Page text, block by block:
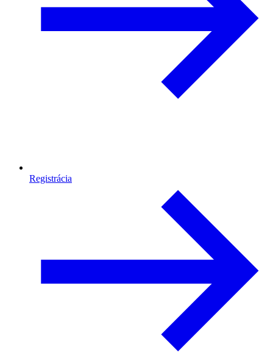
Registrácia